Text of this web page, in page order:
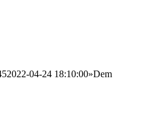
2022-04-24 18:10:00»Dem